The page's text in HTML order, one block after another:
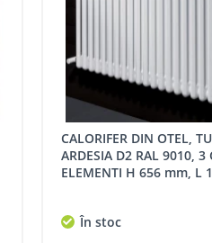
CALORIFER DIN OTEL, TUBULAR
ARDESIA D2 RAL 9010, 3
ELEMENTI H 656 mm, L
În stoc